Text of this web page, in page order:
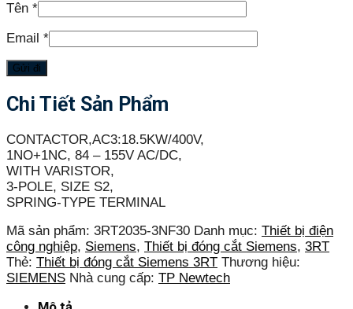
Tên *
Email *
Chi Tiết Sản Phẩm
CONTACTOR,AC3:18.5KW/400V,
1NO+1NC, 84 – 155V AC/DC,
WITH VARISTOR,
3-POLE, SIZE S2,
SPRING-TYPE TERMINAL
Mã sản phẩm: 3RT2035-3NF30 Danh mục: Thiết bị điện
công nghiệp, Siemens, Thiết bị đóng cắt Siemens, 3RT
Thẻ: Thiết bị đóng cắt Siemens 3RT Thương hiệu:
SIEMENS Nhà cung cấp: TP Newtech